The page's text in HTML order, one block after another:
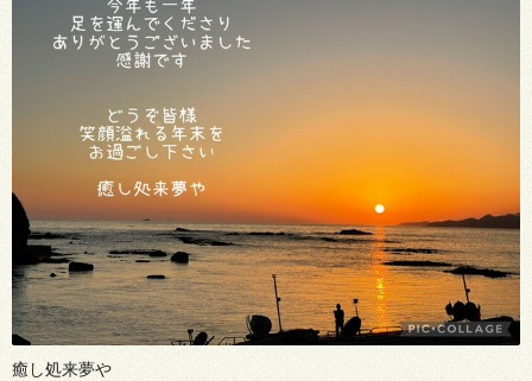
癒し処来夢や